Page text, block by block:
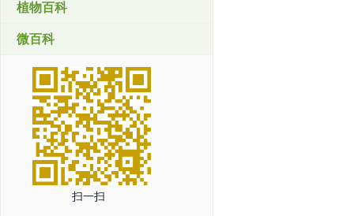
植物百科
微百科
扫一扫